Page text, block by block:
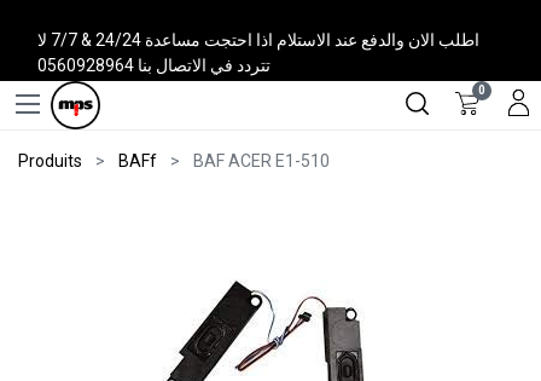
اطلب الان والدفع عند الاستلام اذا احتجت مساعدة 24/24 & 7/7 لا
تتردد في الاتصال بنا 0560928964
0
Produits BAFf BAF ACER E1-510